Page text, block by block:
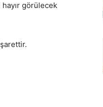
görülecek